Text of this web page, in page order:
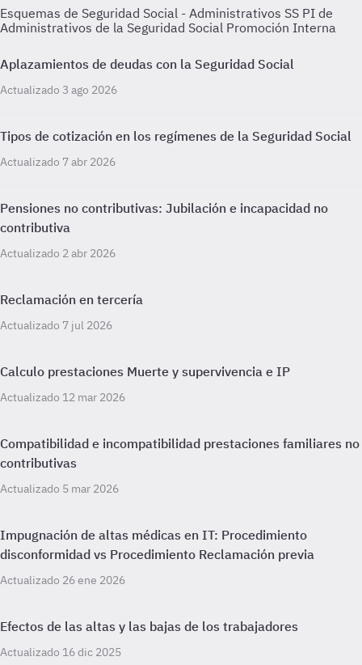
Esquemas de Seguridad Social - Administrativos SS PI de
Administrativos de la Seguridad Social Promoción Interna
Aplazamientos de deudas con la Seguridad Social
Actualizado 3 ago 2026
Tipos de cotización en los regímenes de la Seguridad Social
Actualizado 7 abr 2026
Pensiones no contributivas: Jubilación e incapacidad no
contributiva
Actualizado 2 abr 2026
Reclamación en tercería
Actualizado 7 jul 2026
Calculo prestaciones Muerte y supervivencia e IP
Actualizado 12 mar 2026
Compatibilidad e incompatibilidad prestaciones familiares no
contributivas
Actualizado 5 mar 2026
Impugnación de altas médicas en IT: Procedimiento
disconformidad vs Procedimiento Reclamación previa
Actualizado 26 ene 2026
Efectos de las altas y las bajas de los trabajadores
Actualizado 16 dic 2025